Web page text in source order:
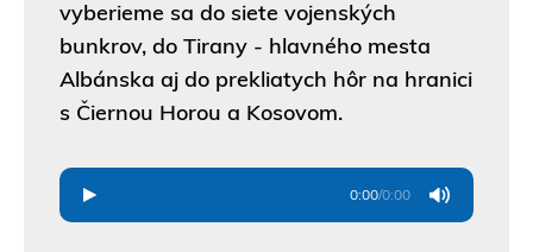
vyberieme sa do siete vojenských
bunkrov, do Tirany - hlavného mesta
Albánska aj do prekliatych hôr na hranici
s Čiernou Horou a Kosovom.
0:00/0:00